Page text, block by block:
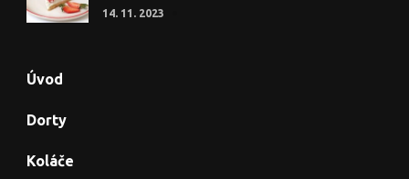
14. 11. 2023
Úvod
Dorty
Koláče